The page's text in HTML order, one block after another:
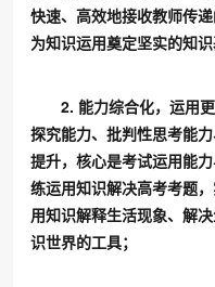
快速、高效地接收教师传
为知识运用奠定坚实的知识
2. 能力综合化，运用
探究能力、批判性思考能
提升，核心是考试运用能
练运用知识解决高考考题
用知识解释生活现象、解
识世界的工具；